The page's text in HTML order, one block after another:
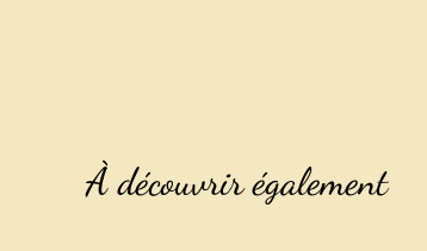
À découvrir également